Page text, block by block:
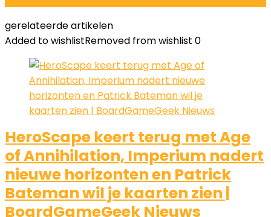
gerelateerde artikelen
Added to wishlistRemoved from wishlist 0
HeroScape keert terug met Age
of Annihilation, Imperium nadert
nieuwe horizonten en Patrick
Bateman wil je kaarten zien |
BoardGameGeek Nieuws